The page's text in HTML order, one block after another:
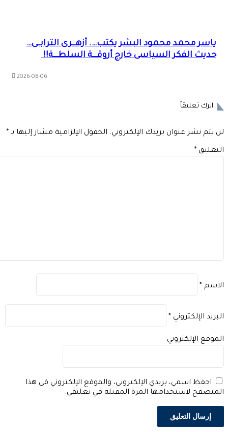
ياسر محمد محمود البشر يكتب…. أزهــرى الترابــى…
حديث الفكر السياسى خارج أروقـــة السلطـــة!!
2026-08-06
اترك تعليقاً
يتم نشر عنوان بريدك الإلكتروني. الحقول الإلزامية مشار إليها بـ*
*
*
الإلكتروني*
الإلكتروني
احفظ اسمي، بريدي الإلكتروني، والموقع الإلكتروني في هذا
لاستخدامها المرة المقبلة في تعليقي.